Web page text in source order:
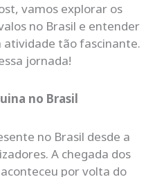
vamos explorar os
no Brasil e entender
atividade tão fascinante.
jornada!
no Brasil
no Brasil desde a
A chegada dos
por volta do